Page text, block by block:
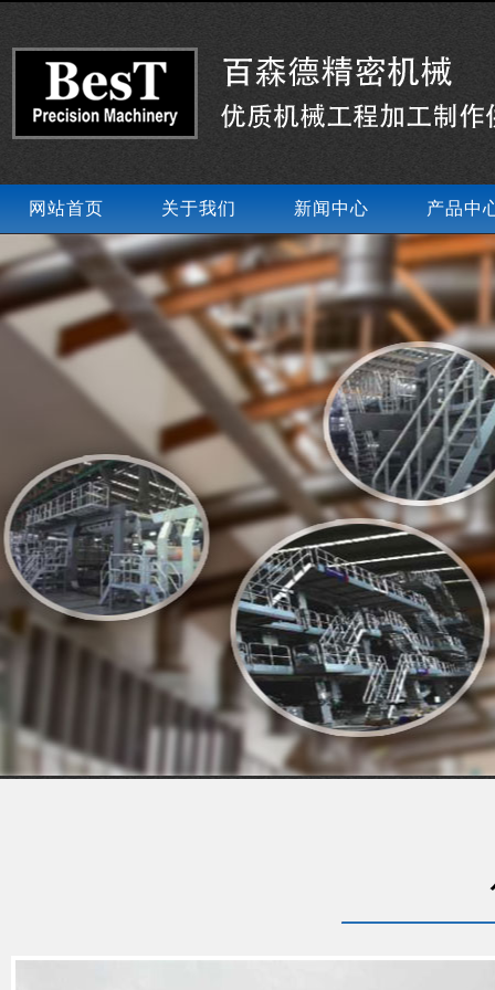
网站首页 关于我们 新闻中心 产品中